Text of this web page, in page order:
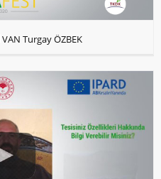
VAN Turgay ÖZBEK